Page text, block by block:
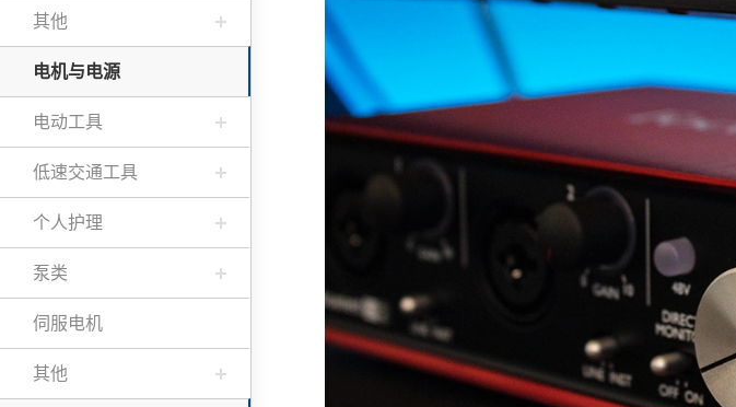
其他
电机与电源
电动工具
低速交通工具
个人护理
泵类
伺服电机
其他